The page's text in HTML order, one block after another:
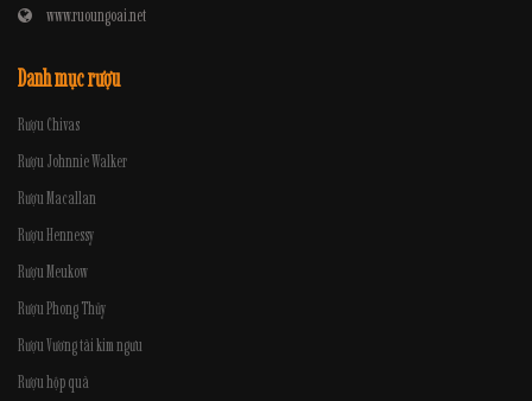
www.ruoungoai.net
Danh mục rượu
Rượu Chivas
Rượu Johnnie Walker
Rượu Macallan
Rượu Hennessy
Rượu Meukow
Rượu Phong Thủy
Rượu Vương tài kim ngưu
Rượu hộp quà